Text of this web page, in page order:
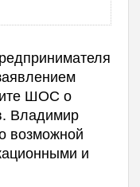
ШОС о
Владимир
возможной
и